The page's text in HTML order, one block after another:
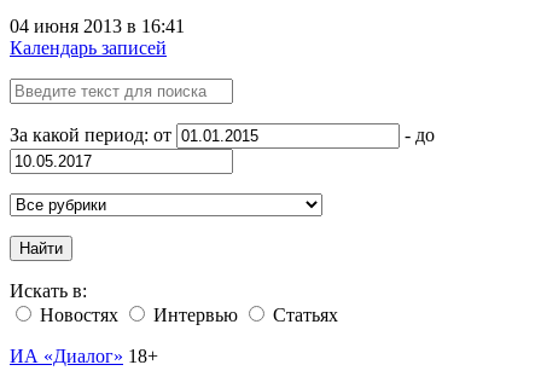
04 июня 2013 в 16:41
Календарь записей
За какой период: от - до
Найти
Искать в:
Новостях
Интервью
Статьях
ИА «Диалог» 18+